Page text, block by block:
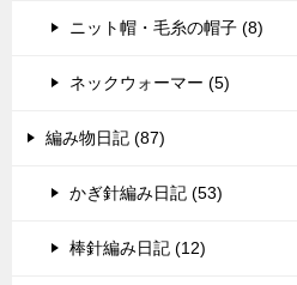
ニット帽・毛糸の帽子 (8)
ネックウォーマー (5)
編み物日記 (87)
かぎ針編み日記 (53)
棒針編み日記 (12)